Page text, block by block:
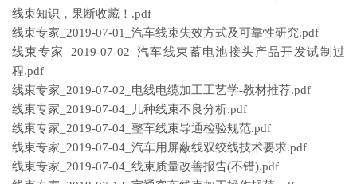
线束知识，果断收藏！.pdf
线束专家_2019-07-01_汽车线束失效方式及可靠性研究.pdf
线束专家_2019-07-02_汽车线束蓄电池接头产品开发试制过
程.pdf
线束专家_2019-07-02_电线电缆加工工艺学-教材推荐.pdf
线束专家_2019-07-04_几种线束不良分析.pdf
线束专家_2019-07-04_整车线束导通检验规范.pdf
线束专家_2019-07-04_汽车用屏蔽线双绞线技术要求.pdf
线束专家_2019-07-04_线束质量改善报告(不错).pdf